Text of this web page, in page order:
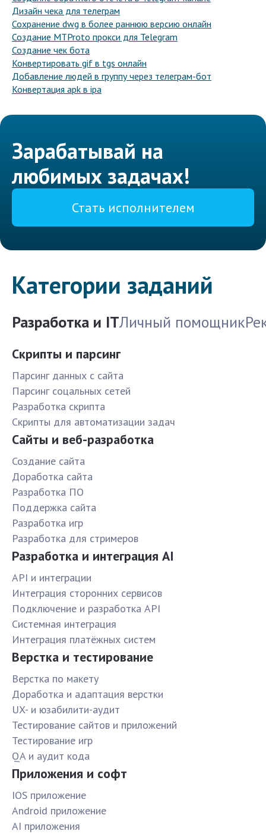
Дизайн чека для телеграм
Сохранение dwg в более раннюю версию онлайн
Создание MTProto прокси для Telegram
Создание чек бота
Конвертировать gif в tgs онлайн
Добавление людей в группу через телеграм-бот
Конвертация apk в ipa
Зарабатывай на
любимых задачах!
Стать исполнителем
Категории заданий
Разработка и ITЛичный помощник
Скрипты и парсинг
Парсинг данных с сайта
Парсинг соцальных сетей
Разработка скрипта
Скрипты для автоматизации задач
Сайты и веб-разработка
Создание сайта
Доработка сайта
Разработка ПО
Поддержка сайта
Разработка игр
Разработка для стримеров
Разработка и интеграция AI
API и интеграции
Интеграция сторонних сервисов
Подключение и разработка API
Системная интеграция
Интеграция платёжных систем
Верстка и тестирование
Верстка по макету
Доработка и адаптация верстки
UX- и юзабилити-аудит
Тестирование сайтов и приложений
Тестирование игр
QA и аудит кода
Приложения и софт
IOS приложение
Android приложение
AI приложения